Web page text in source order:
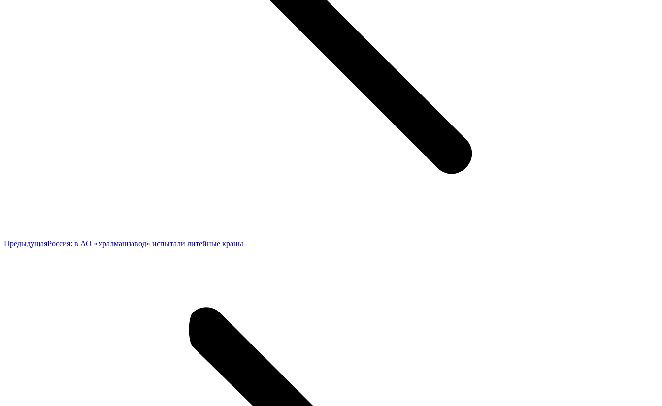
ПредыдущаяПредыдущая
Россия: в АО «Уралмашзавод» испытали литейные краны